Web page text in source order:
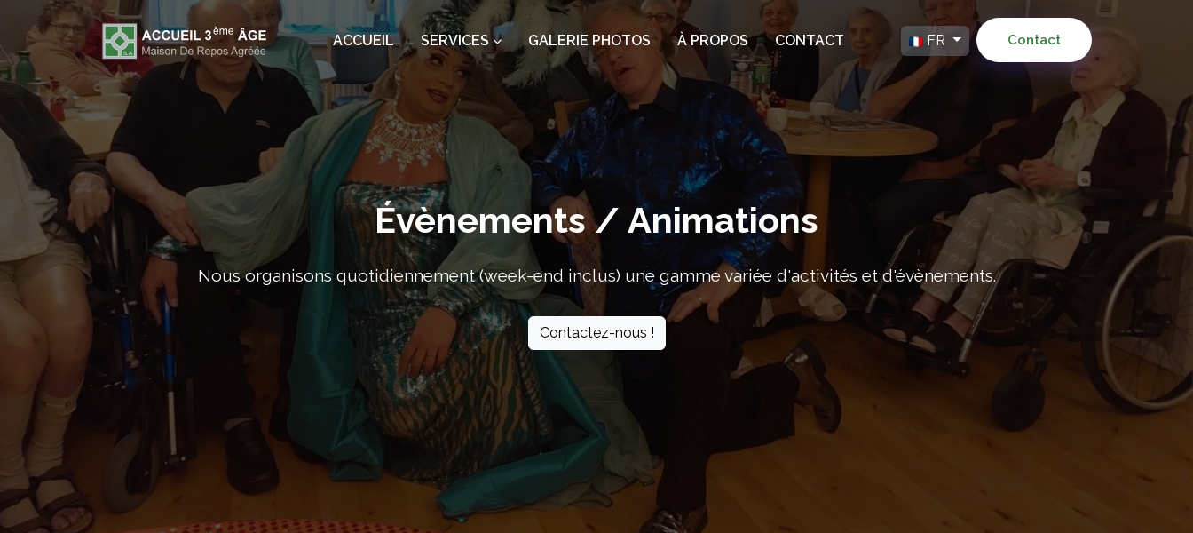
ACCUEIL SERVICES GALERIE PHOTOS À PROPOS CONTACT FR Contact
Évènements / Animations
Nous organisons quotidiennement (week-end inclus) une gamme variée d'activités et d'évènements.
Contactez-nous !